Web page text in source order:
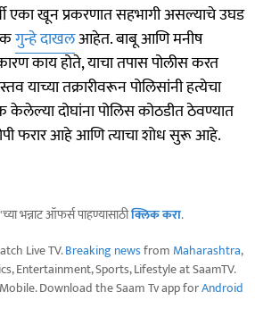
एका खून प्रकरणात सहभागी असल्याचे उघड
गुन्हे दाखलआहेत. बाबू आणि मनीष
काय होते, याचा तपास पोलीस करत
याच्या तक्रारीवरून पोलिसांनी हत्येचा
दोघांना पोलिस कोठडीत ठेवण्यात
फरार आहे आणि त्याचा शोध सुरू आहे.
भन्नाट ऑफर्स पाहण्यासाठीक्लिक करा.
Live TV.Breaking newsfrom Maharashtra,
Entertainment, Sports, Lifestyle at SaamTV.
Download the Saam Tv app forAndroid